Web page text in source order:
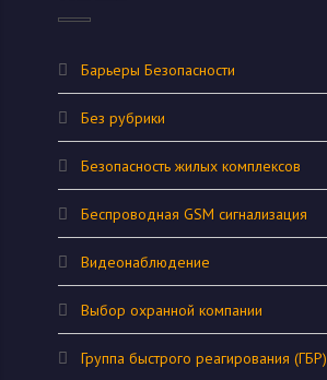
Барьеры Безопасности
Без рубрики
Безопасность жилых комплексов
Беспроводная GSM сигнализация
Видеонаблюдение
Выбор охранной компании
Группа быстрого реагирования (ГБР)